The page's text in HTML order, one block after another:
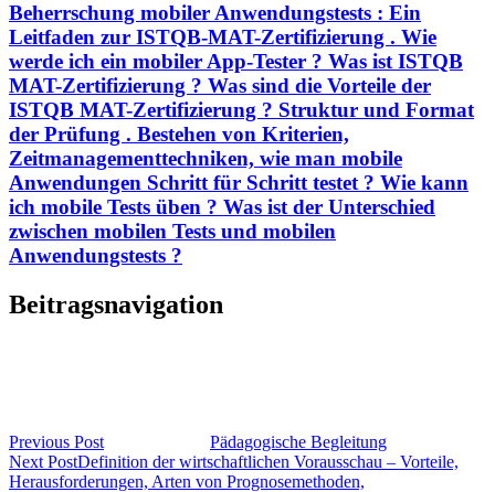
Beherrschung mobiler Anwendungstests : Ein
Leitfaden zur ISTQB-MAT-Zertifizierung . Wie
werde ich ein mobiler App-Tester ? Was ist ISTQB
MAT-Zertifizierung ? Was sind die Vorteile der
ISTQB MAT-Zertifizierung ? Struktur und Format
der Prüfung . Bestehen von Kriterien,
Zeitmanagementtechniken, wie man mobile
Anwendungen Schritt für Schritt testet ? Wie kann
ich mobile Tests üben ? Was ist der Unterschied
zwischen mobilen Tests und mobilen
Anwendungstests ?
Beitragsnavigation
Previous Post
Pädagogische Begleitung
Next PostDefinition der wirtschaftlichen Vorausschau – Vorteile,
Herausforderungen, Arten von Prognosemethoden,